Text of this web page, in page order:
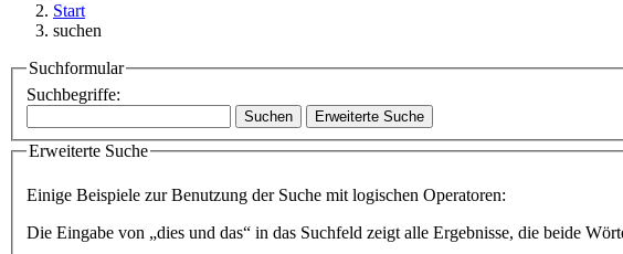
Start
suchen
Suchformular
Suchbegriffe:
Suchen Erweiterte Suche
Erweiterte Suche
Einige Beispiele zur Benutzung der Suche mit logischen Operatoren:
Die Eingabe von „dies und das“ in das Suchfeld zeigt alle Ergebnisse, die beide